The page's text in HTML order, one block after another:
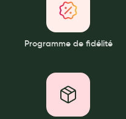
Oligothérapie
Compléments alimentaires
Premiers soins
Pansements
Programme de fidélité